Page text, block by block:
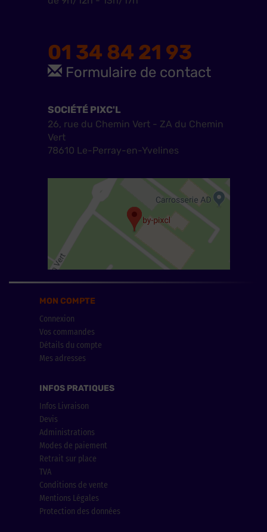
01 34 84 21 93
Formulaire de contact
SOCIÉTÉ PIXC'L
26, rue du Chemin Vert - ZA du Chemin
Vert
78610 Le-Perray-en-Yvelines
MON COMPTE
Connexion
Vos commandes
Détails du compte
Mes adresses
INFOS PRATIQUES
Infos Livraison
Devis
Administrations
Modes de paiement
Retrait sur place
TVA
Conditions de vente
Mentions Légales
Protection des données